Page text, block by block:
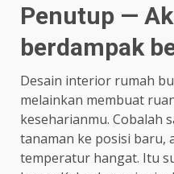
Penutup —
berdampak
Desain interior rumah
melainkan membuat
keseharianmu. Cobalah
tanaman ke posisi baru,
temperatur hangat. Itu